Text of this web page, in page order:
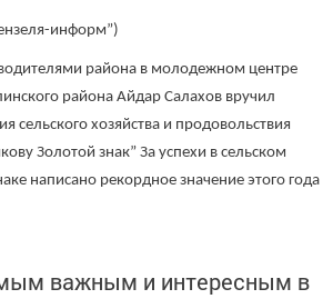
информ”)
района в молодежном центре
района Айдар Салахов вручил
сельского хозяйства и продовольствия
Золотой знак” За успехи в сельском
написано рекордное значение этого года
важным и интересным в